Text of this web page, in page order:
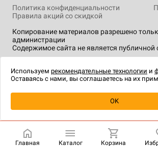
Уведомить о наличии
Копирование материалов разрешено
администрации
Содержимое сайта не является публичной
Политика конфиденциальности
Правила акций со скидкой
технологии.
Главная Каталог Корзина
Используем рекомендательные технологии и
Оставаясь с нами, вы соглашаетесь на их
OK